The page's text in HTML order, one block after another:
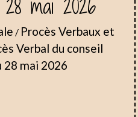
mai 2026
/ Procès Verbaux et
Verbal du conseil
28 mai 2026